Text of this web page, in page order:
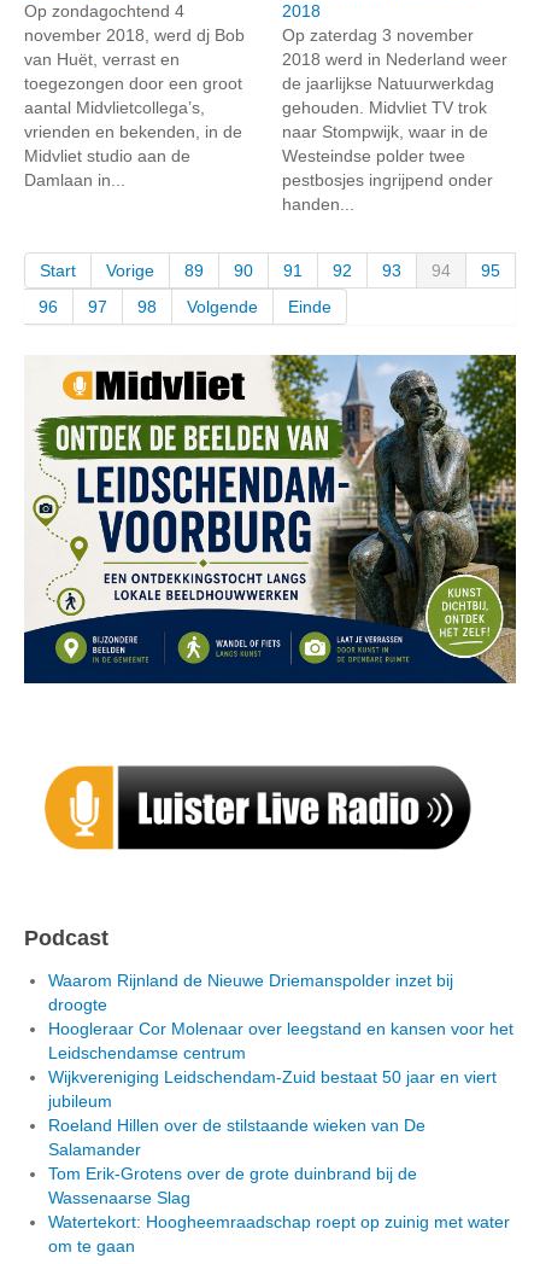
Op zondagochtend 4
november 2018, werd dj Bob
van Huët, verrast en
toegezongen door een groot
aantal Midvlietcollega’s,
vrienden en bekenden, in de
Midvliet studio aan de
Damlaan in...
2018
Op zaterdag 3 november
2018 werd in Nederland weer
de jaarlijkse Natuurwerkdag
gehouden. Midvliet TV trok
naar Stompwijk, waar in de
Westeindse polder twee
pestbosjes ingrijpend onder
handen...
Start Vorige 89 90 91 92 93 94
95
96
97 98 Volgende Einde
Podcast
Waarom Rijnland de Nieuwe Driemanspolder inzet bij
droogte
Hoogleraar Cor Molenaar over leegstand en kansen voor het
Leidschendamse centrum
Wijkvereniging Leidschendam-Zuid bestaat 50 jaar en viert
jubileum
Roeland Hillen over de stilstaande wieken van De
Salamander
Tom Erik-Grotens over de grote duinbrand bij de
Wassenaarse Slag
Watertekort: Hoogheemraadschap roept op zuinig met water
om te gaan